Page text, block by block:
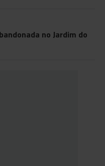
no Jardim do